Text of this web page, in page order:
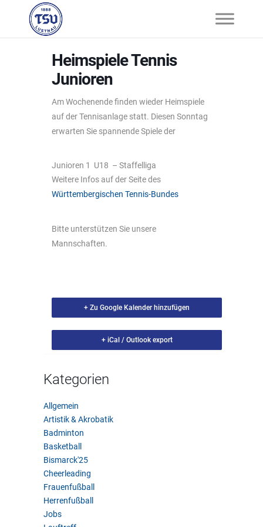
Heimspiele Tennis
Junioren
Am Wochenende finden wieder Heimspiele
auf der Tennisanlage statt. Diesen Sonntag
erwarten Sie spannende Spiele der
Junioren 1 U18 – Staffelliga
Weitere Infos auf der Seite des
Württembergischen Tennis-Bundes
Bitte unterstützen Sie unsere
Mannschaften.
+ Zu Google Kalender hinzufügen
+ iCal / Outlook export
Kategorien
Allgemein
Artistik & Akrobatik
Badminton
Basketball
Bismarck'25
Cheerleading
Frauenfußball
Herrenfußball
Jobs